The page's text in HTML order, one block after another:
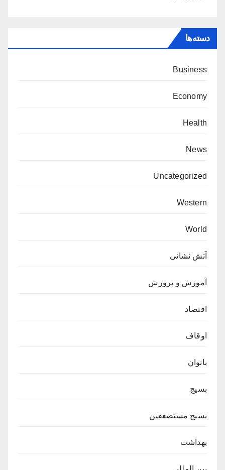
دسته‌ها
Business
Economy
Health
News
Uncategorized
Western
World
آتش نشانی
آموزش و پرورش
اقتصاد
اوقاف
بانوان
بسیج
بسیج مستضعفین
بهداشت